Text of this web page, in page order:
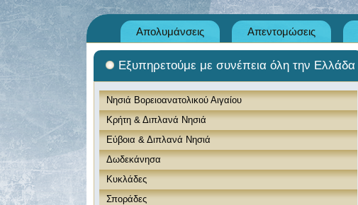
Απολυμάνσεις Απεντομώσεις
Εξυπηρετούμε με συνέπεια όλη την Ελλάδα
Νησιά Βορειοανατολικού Αιγαίου
Κρήτη & Διπλανά Νησιά
Εύβοια & Διπλανά Νησιά
Δωδεκάνησα
Κυκλάδες
Σποράδες